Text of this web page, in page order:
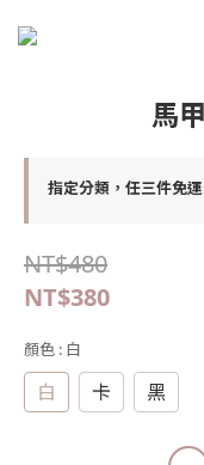
馬
指定分類，任三件免
NT$480
NT$380
顏色 : 白
白 卡 黑